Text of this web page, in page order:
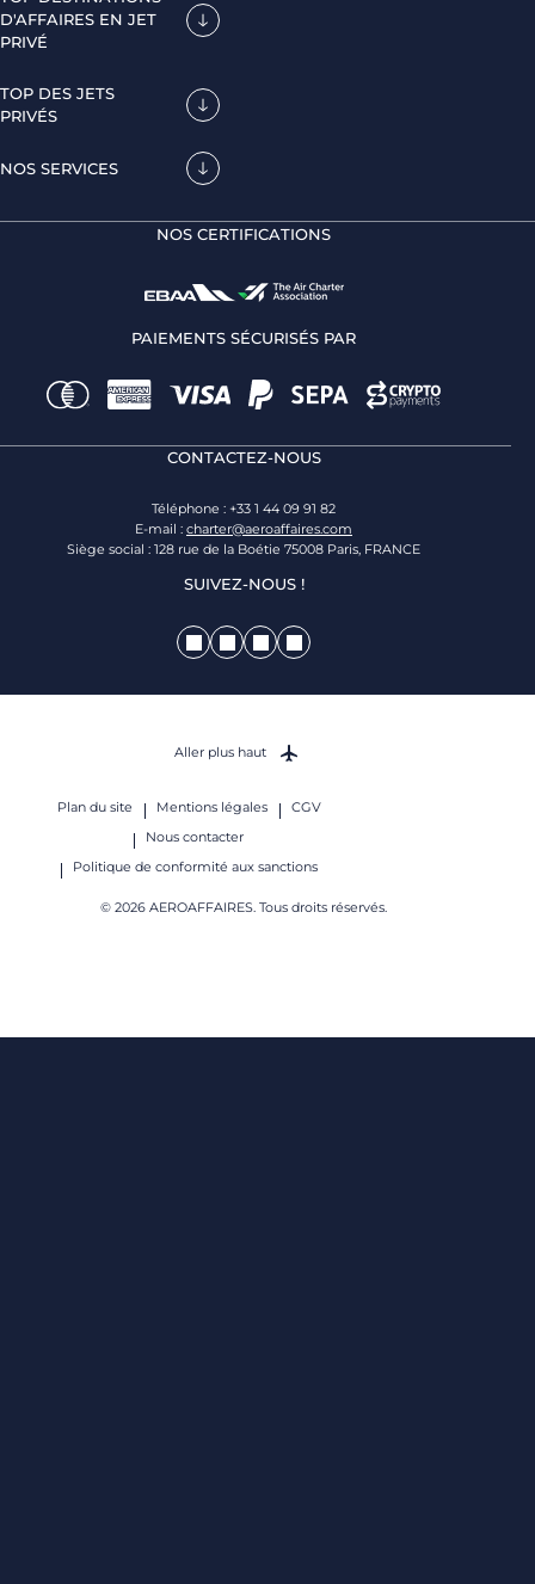
D'AFFAIRES EN JET
PRIVÉ
TOP DES JETS
PRIVÉS
NOS SERVICES
NOS CERTIFICATIONS
PAIEMENTS SÉCURISÉS PAR
CONTACTEZ-NOUS
Téléphone : +33 1 44 09 91 82
E-mail : charter@aeroaffaires.com
Siège social : 128 rue de la Boétie 75008 Paris, FRANCE
SUIVEZ-NOUS !
Plan du site Mentions légales
CGV
Nous contacter
Politique de conformité aux sanctions
© 2026 AEROAFFAIRES. Tous droits réservés.
Aller plus haut